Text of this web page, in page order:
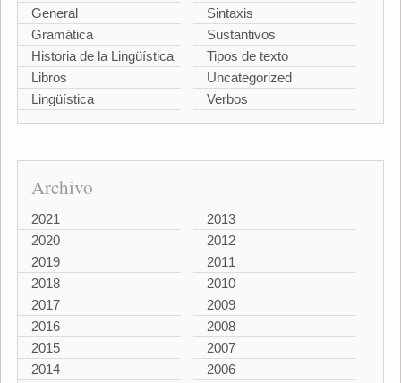
General
Gramática
Historia de la Lingüística
Libros
Lingüística
Sintaxis
Sustantivos
Tipos de texto
Uncategorized
Verbos
Archivo
2021
2020
2019
2018
2017
2016
2015
2014
2013
2012
2011
2010
2009
2008
2007
2006